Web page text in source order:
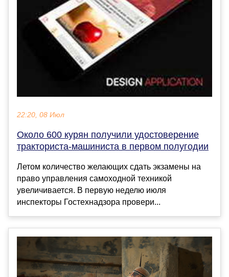
22:20, 08 Июл
Около 600 курян получили удостоверение
тракториста-машиниста в первом полугодии
Летом количество желающих сдать экзамены на
право управления самоходной техникой
увеличивается. В первую неделю июля
инспекторы Гостехнадзора провери...